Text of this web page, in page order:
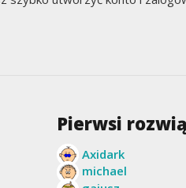
Pierwsi
Axidark
michael